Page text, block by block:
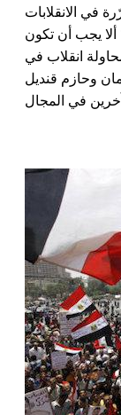
في الانقلابات
يجب أن تكون
انقلاب في
وحازم قنديل